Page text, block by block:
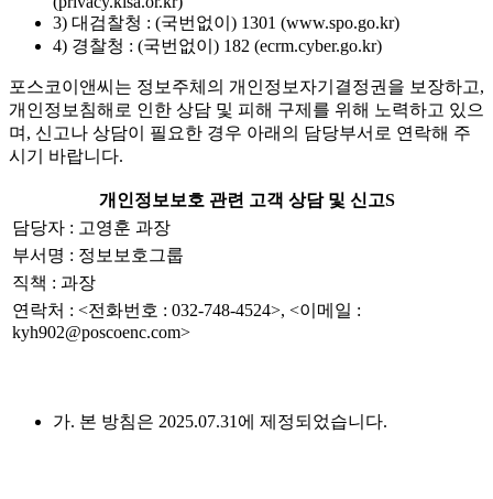
3) 대검찰청 : (국번없이) 1301 (www.spo.go.kr)
4) 경찰청 : (국번없이) 182 (ecrm.cyber.go.kr)
포스코이앤씨는 정보주체의 개인정보자기결정권을 보장하고,
개인정보침해로 인한 상담 및 피해 구제를 위해 노력하고 있으
며, 신고나 상담이 필요한 경우 아래의 담당부서로 연락해 주
시기 바랍니다.
개인정보보호 관련 고객 상담 및 신고S
담당자 : 고영훈 과장
부서명 : 정보보호그룹
직책 : 과장
연락처 : <전화번호 : 032-748-4524>, <이메일 :
kyh902@poscoenc.com>
가. 본 방침은 2025.07.31에 제정되었습니다.